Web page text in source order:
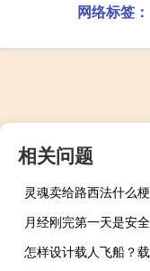
网络标签：
相关问题
灵魂卖给路西法什么梗